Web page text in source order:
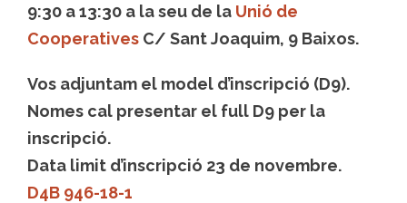
9:30 a 13:30 a la seu de la Unió de
Cooperatives C/ Sant Joaquim, 9 Baixos.
Vos adjuntam el model d’inscripció (D9).
Nomes cal presentar el full D9 per la
inscripció.
Data limit d’inscripció 23 de novembre.
D4B 946-18-1